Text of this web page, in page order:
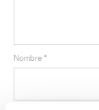
Nombre *